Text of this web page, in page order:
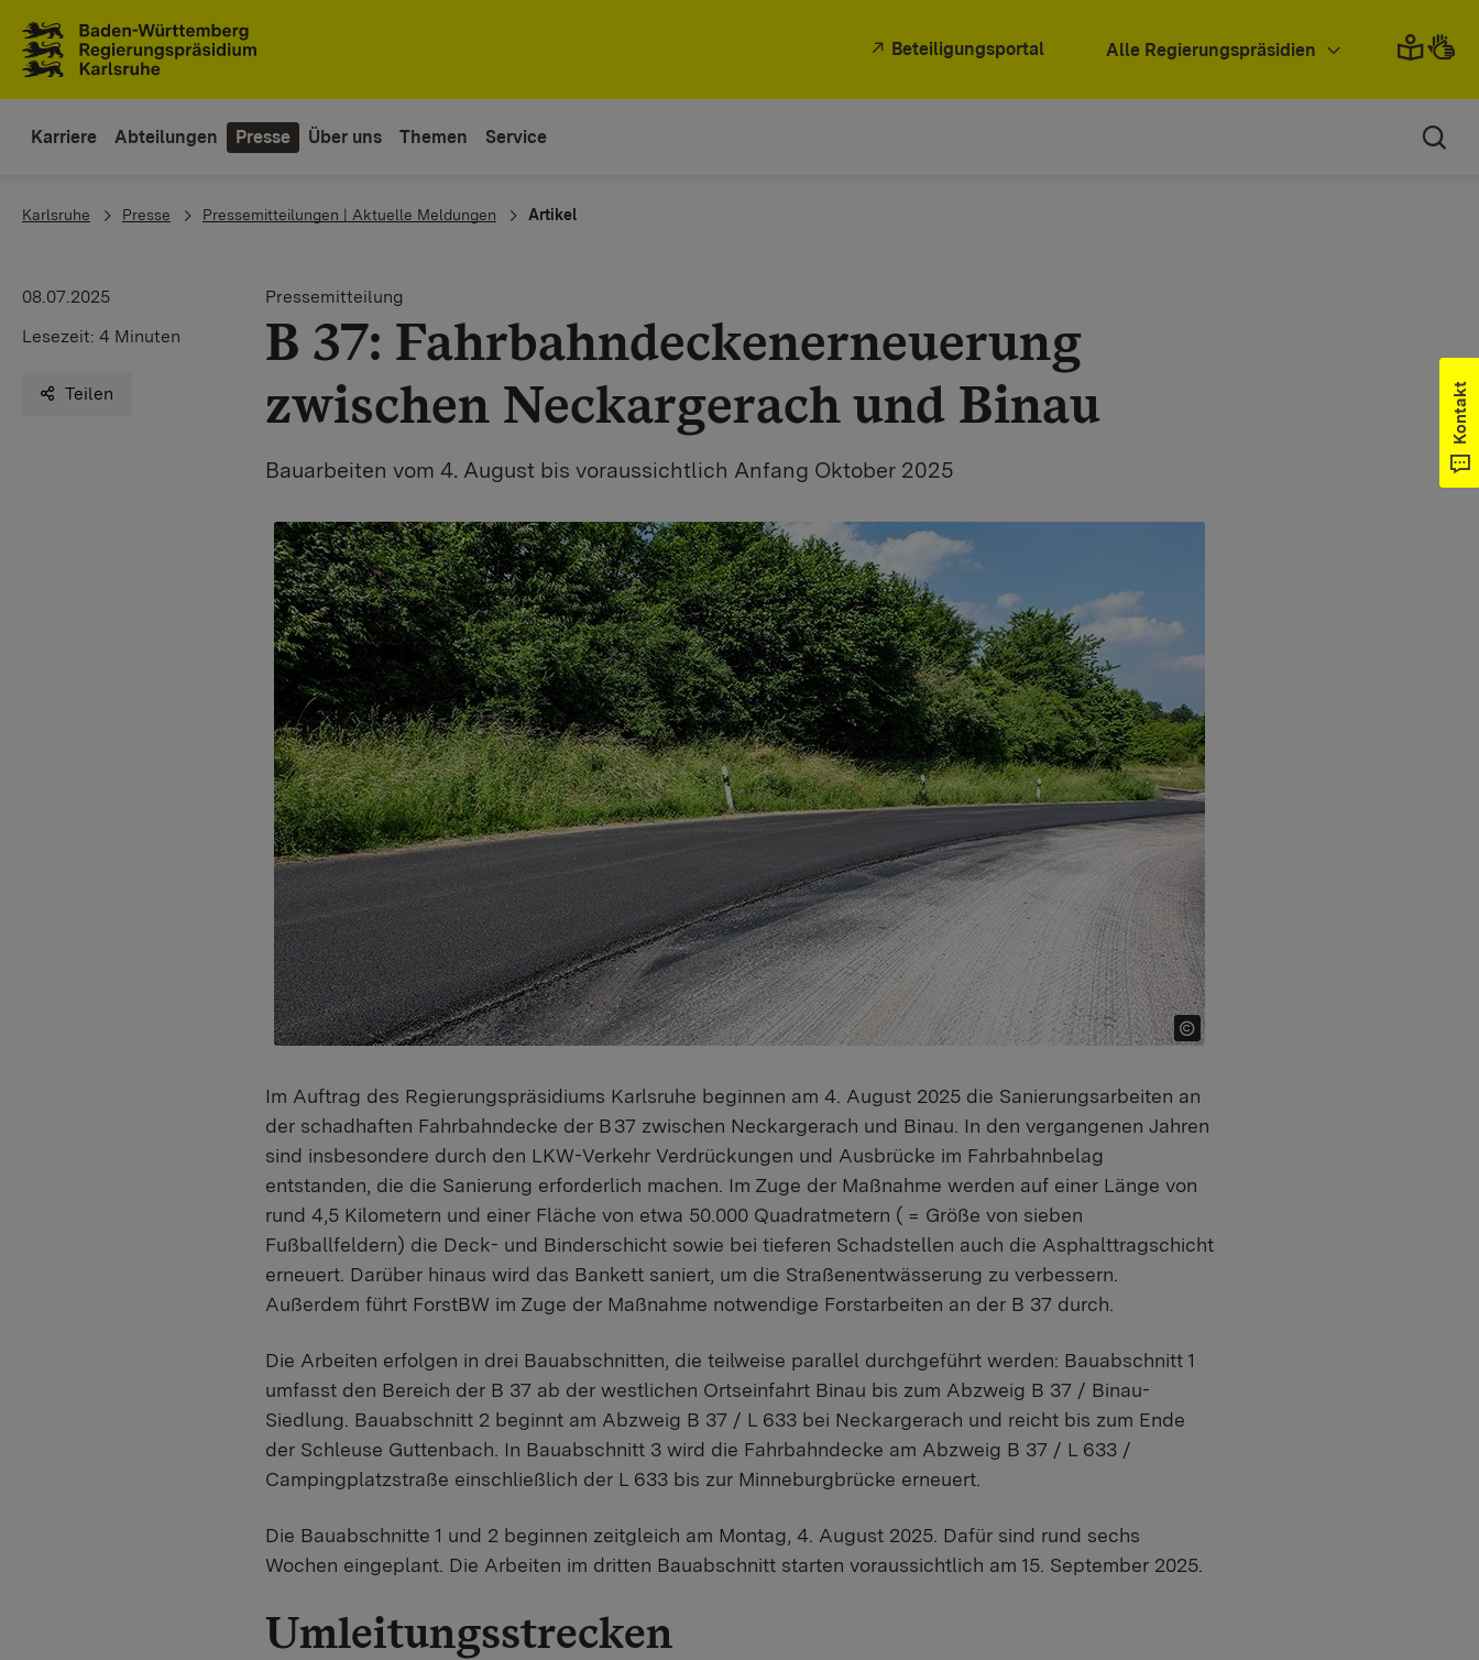
Beteiligungsportal Alle Regierungspräsidien
Karriere Abteilungen Presse Über uns Themen Service
You are here:
Karlsruhe Presse Pressemitteilungen | Aktuelle Meldungen Artikel
08.07.2025
Lesezeit: 4 Minuten
Teilen
Pressemitteilung
B 37: Fahrbahndeckenerneuerung
zwischen Neckargerach und Binau
Bauarbeiten vom 4. August bis voraussichtlich Anfang Oktober 2025
Im Auftrag des Regierungspräsidiums Karlsruhe beginnen am 4. August 2025 die Sanierungsarbeiten an
der schadhaften Fahrbahndecke der B 37 zwischen Neckargerach und Binau. In den vergangenen Jahren
sind insbesondere durch den LKW-Verkehr Verdrückungen und Ausbrücke im Fahrbahnbelag
entstanden, die die Sanierung erforderlich machen. Im Zuge der Maßnahme werden auf einer Länge von
rund 4,5 Kilometern und einer Fläche von etwa 50.000 Quadratmetern ( = Größe von sieben
Fußballfeldern) die Deck- und Binderschicht sowie bei tieferen Schadstellen auch die Asphalttragschicht
erneuert. Darüber hinaus wird das Bankett saniert, um die Straßenentwässerung zu verbessern.
Außerdem führt ForstBW im Zuge der Maßnahme notwendige Forstarbeiten an der B 37 durch.
Die Arbeiten erfolgen in drei Bauabschnitten, die teilweise parallel durchgeführt werden: Bauabschnitt 1
umfasst den Bereich der B 37 ab der westlichen Ortseinfahrt Binau bis zum Abzweig B 37 / Binau-
Siedlung. Bauabschnitt 2 beginnt am Abzweig B 37 / L 633 bei Neckargerach und reicht bis zum Ende
der Schleuse Guttenbach. In Bauabschnitt 3 wird die Fahrbahndecke am Abzweig B 37 / L 633 /
Campingplatzstraße einschließlich der L 633 bis zur Minneburgbrücke erneuert.
Die Bauabschnitte 1 und 2 beginnen zeitgleich am Montag, 4. August 2025. Dafür sind rund sechs
Wochen eingeplant. Die Arbeiten im dritten Bauabschnitt starten voraussichtlich am 15. September 2025.
Umleitungsstrecken
Kontakt